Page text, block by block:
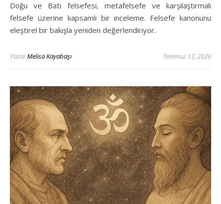
Doğu ve Batı felsefesi, metafelsefe ve karşılaştırmalı
felsefe üzerine kapsamlı bir inceleme. Felsefe kanonunu
eleştirel bir bakışla yeniden değerlendiriyor.
YazarMelisa Kayabaşı Temmuz 13, 2026